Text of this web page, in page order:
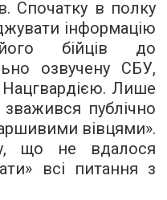
. Спочатку в полку
інформацію
бійців до
озвучену СБУ,
Нацгвардією. Лише
публічно
вівцями».
що не вдалося
всі питання з